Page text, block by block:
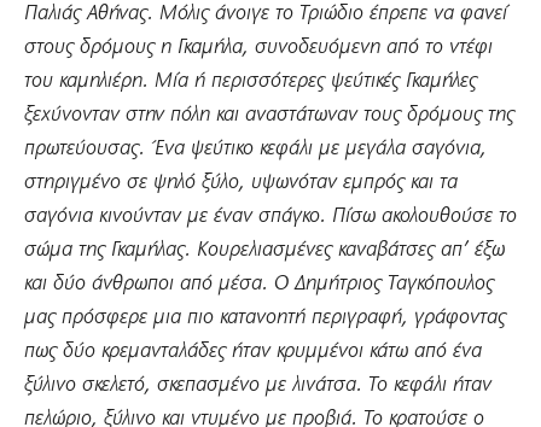
Παλιάς Αθήνας. Μόλις άνοιγε το Τριώδιο έπρεπε να φανεί
στους δρόμους η Γκαμήλα, συνοδευόμενη από το ντέφι
του καμηλιέρη. Μία ή περισσότερες ψεύτικές Γκαμήλες
ξεχύνονταν στην πόλη και αναστάτωναν τους δρόμους της
πρωτεύουσας. Ένα ψεύτικο κεφάλι με μεγάλα σαγόνια,
στηριγμένο σε ψηλό ξύλο, υψωνόταν εμπρός και τα
σαγόνια κινούνταν με έναν σπάγκο. Πίσω ακολουθούσε το
σώμα της Γκαμήλας. Κουρελιασμένες καναβάτσες απ’ έξω
και δύο άνθρωποι από μέσα. Ο Δημήτριος Ταγκόπουλος
μας πρόσφερε μια πιο κατανοητή περιγραφή, γράφοντας
πως δύο κρεμανταλάδες ήταν κρυμμένοι κάτω από ένα
ξύλινο σκελετό, σκεπασμένο με λινάτσα. Το κεφάλι ήταν
πελώριο, ξύλινο και ντυμένο με προβιά. Το κρατούσε ο